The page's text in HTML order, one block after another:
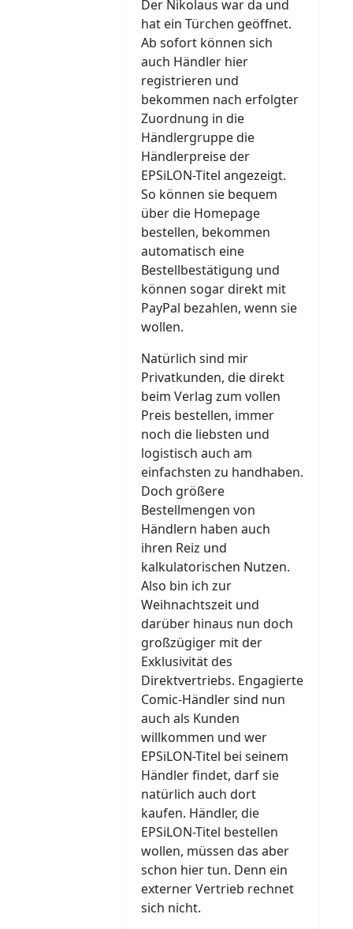
Der Nikolaus war da und
hat ein Türchen geöffnet.
Ab sofort können sich
auch Händler hier
registrieren und
bekommen nach erfolgter
Zuordnung in die
Händlergruppe die
Händlerpreise der
EPSiLON-Titel angezeigt.
So können sie bequem
über die Homepage
bestellen, bekommen
automatisch eine
Bestellbestätigung und
können sogar direkt mit
PayPal bezahlen, wenn sie
wollen.
Natürlich sind mir
Privatkunden, die direkt
beim Verlag zum vollen
Preis bestellen, immer
noch die liebsten und
logistisch auch am
einfachsten zu handhaben.
Doch größere
Bestellmengen von
Händlern haben auch
ihren Reiz und
kalkulatorischen Nutzen.
Also bin ich zur
Weihnachtszeit und
darüber hinaus nun doch
großzügiger mit der
Exklusivität des
Direktvertriebs. Engagierte
Comic-Händler sind nun
auch als Kunden
willkommen und wer
EPSiLON-Titel bei seinem
Händler findet, darf sie
natürlich auch dort
kaufen. Händler, die
EPSiLON-Titel bestellen
wollen, müssen das aber
schon hier tun. Denn ein
externer Vertrieb rechnet
sich nicht.